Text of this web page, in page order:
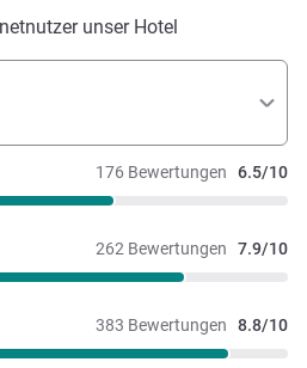
unser Hotel
176 Bewertungen 6.5/10
262 Bewertungen 7.9/10
383 Bewertungen 8.8/10